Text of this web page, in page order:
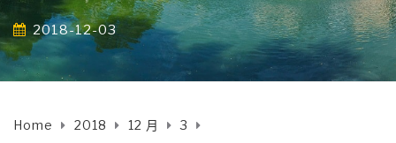
2018-12-03
Home 2018 12 月
3